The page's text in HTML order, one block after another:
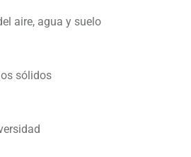
aire, agua y suelo
sólidos